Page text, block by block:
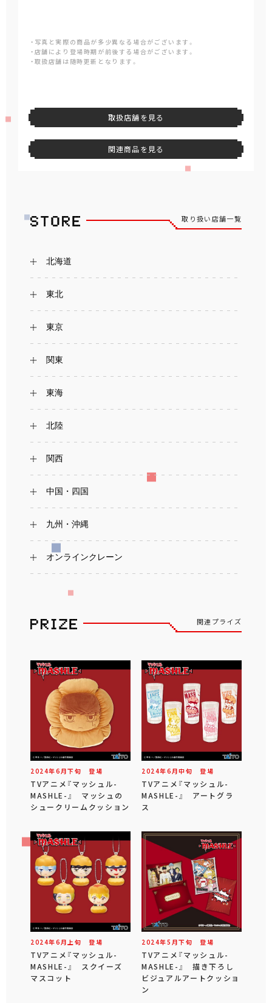
・写真と実際の商品が多少異なる場合がございます。
・店舗により登場時期が前後する場合がございます。
・取扱店舗は随時更新となります。
取扱店舗を見る
関連商品を見る
取り扱い店舗一覧
北海道
東北
東京
関東
東海
北陸
関西
中国・四国
九州・沖縄
オンラインクレーン
関連プライズ
2024年6 月下旬 登場
TVアニメ『マッシュル-
MASHLE-』 マッシュの
シュークリームクッション
2024年6 月中旬 登場
TVアニメ『マッシュル-
MASHLE-』 アートグラ
ス
2024年6 月 上旬 登場
TVアニメ『マッシュル-
MASHLE-』 スクイーズ
マスコット
2024年5 月下旬 登場
TVアニメ『マッシュル-
MASHLE-』 描き下ろし
ビジュアルアートクッショ
ン